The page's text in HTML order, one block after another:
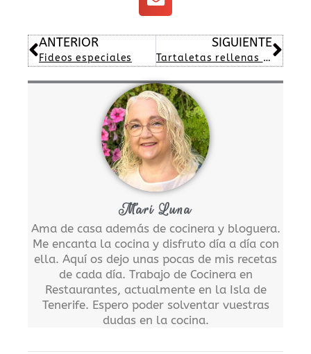
Ant
ANTERIOR
Fideos especiales
SIGUIENTE
Tartaletas rellenas paté y queso
Mari Luna
Ama de casa además de cocinera y bloguera.
Me encanta la cocina y disfruto día a día con
ella. Aquí os dejo unas pocas de mis recetas
de cada día. Trabajo de Cocinera en
Restaurantes, actualmente en la Isla de
Tenerife. Espero poder solventar vuestras
dudas en la cocina.